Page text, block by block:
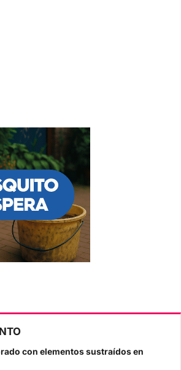
con elementos sustraídos en